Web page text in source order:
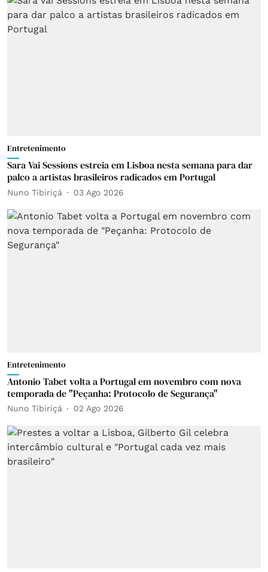
Entretenimento
Sara Vai Sessions estreia em Lisboa nesta semana para dar
palco a artistas brasileiros radicados em Portugal
Nuno Tibiriçá 03 Ago 2026
Entretenimento
Antonio Tabet volta a Portugal em novembro com nova
temporada de "Peçanha: Protocolo de Segurança"
Nuno Tibiriçá 02 Ago 2026